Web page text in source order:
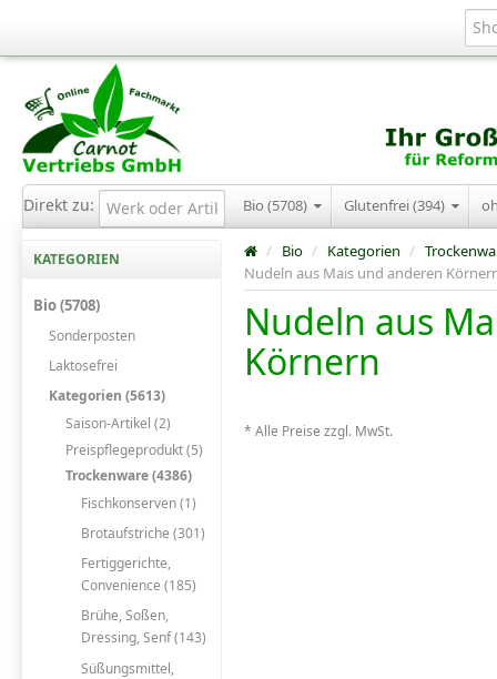
Direkt zu: Bio (5708) Glutenfrei (394)
KATEGORIEN
Bio (5708)
Sonderposten
Laktosefrei
Kategorien (5613)
Saison-Artikel (2)
Preispflegeprodukt (5)
Trockenware (4386)
Fischkonserven (1)
Brotaufstriche (301)
Fertiggerichte,
Convenience (185)
Brühe, Soßen,
Dressing, Senf (143)
Süßungsmittel,
/ Bio / Kategorien /
Nudeln aus Mais und anderen
Nudeln aus
Körnern
* Alle Preise zzgl. MwSt.